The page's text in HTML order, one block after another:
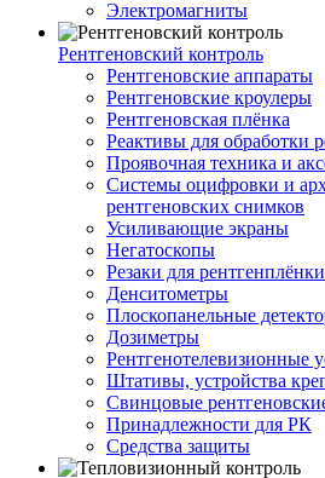
Электромагниты
Рентгеновский контроль
Рентгеновские аппараты
Рентгеновские кроулеры
Рентгеновская плёнка
Реактивы для обработки
Проявочная техника и
Системы оцифровки и
рентгеновских снимков
Усиливающие экраны
Негатоскопы
Резаки для рентгенплёнки
Денситометры
Плоскопанельные
Дозиметры
Рентгенотелевизионные
Штативы, устройства
Свинцовые
Принадлежности для РК
Средства защиты